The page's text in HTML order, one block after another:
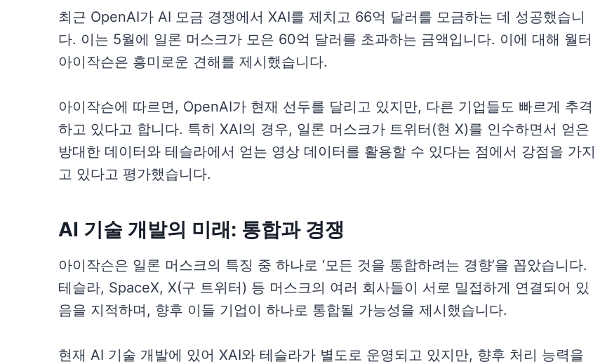
최근 OpenAI가 AI 모금 경쟁에서 XAI를 제치고 66억 달러를 모금하는 데 성공했습니
다. 이는 5월에 일론 머스크가 모은 60억 달러를 초과하는 금액입니다. 이에 대해 월터
아이작슨은 흥미로운 견해를 제시했습니다.
아이작슨에 따르면, OpenAI가 현재 선두를 달리고 있지만, 다른 기업들도 빠르게 추격
하고 있다고 합니다. 특히 XAI의 경우, 일론 머스크가 트위터(현 X)를 인수하면서 얻은
방대한 데이터와 테슬라에서 얻는 영상 데이터를 활용할 수 있다는 점에서 강점을 가지
고 있다고 평가했습니다.
AI 기술 개발의 미래: 통합과 경쟁
아이작슨은 일론 머스크의 특징 중 하나로 ‘모든 것을 통합하려는 경향’을 꼽았습니다.
테슬라, SpaceX, X(구 트위터) 등 머스크의 여러 회사들이 서로 밀접하게 연결되어 있
음을 지적하며, 향후 이들 기업이 하나로 통합될 가능성을 제시했습니다.
현재 AI 기술 개발에 있어 XAI와 테슬라가 별도로 운영되고 있지만, 향후 처리 능력을